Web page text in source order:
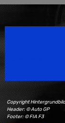
Copyright
Header: © Auto GP
Footer: © FIA F3